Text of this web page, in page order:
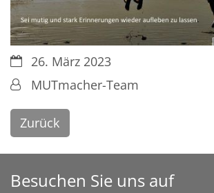
Datum:26. März 2023
Von:MUTmacher-Team
Zurück
Besuchen Sie uns auf